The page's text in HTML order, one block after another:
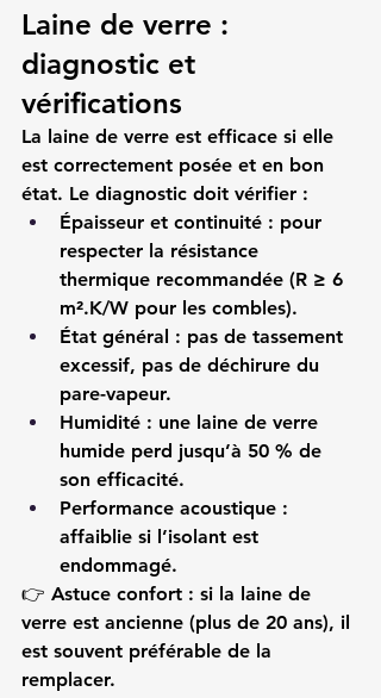
Laine de verre :
diagnostic et
vérifications
La laine de verre est efficace si elle
est correctement posée et en bon
état. Le diagnostic doit vérifier :
Épaisseur et continuité : pour
respecter la résistance
thermique recommandée (R ≥ 6
m².K/W pour les combles).
État général : pas de tassement
excessif, pas de déchirure du
pare-vapeur.
Humidité : une laine de verre
humide perd jusqu’à 50 % de
son efficacité.
Performance acoustique :
affaiblie si l’isolant est
endommagé.
👉 Astuce confort : si la laine de
verre est ancienne (plus de 20 ans), il
est souvent préférable de la
remplacer.